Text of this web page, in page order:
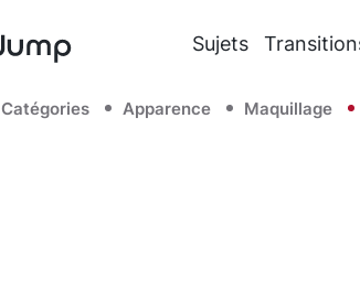
Sujets
Catégories Apparence Maquillage